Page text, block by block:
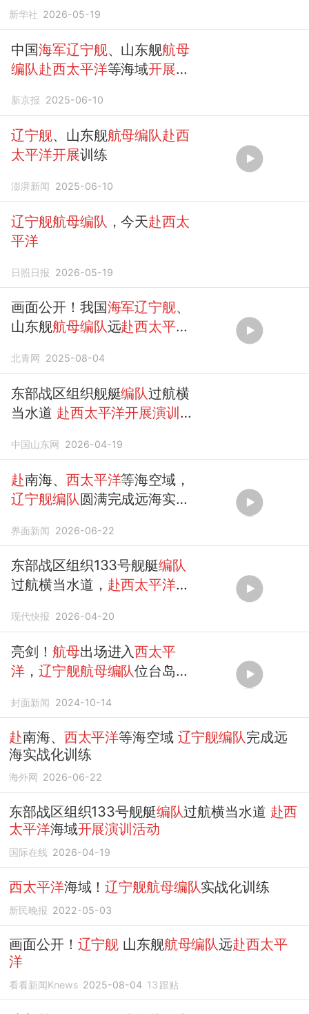
新华社 2026-05-19
中国海军辽宁舰、山东舰航母
编队赴西太平洋等海域开展训
新京报 2025-06-10
辽宁舰、山东舰航母编队赴西
太平洋开展训练
澎湃新闻 2025-06-10
辽宁舰航母编队 ，今天赴西太
平洋
日照日报 2026-05-19
画面公开！我国海军辽宁舰、
山东舰航母编队远赴西太平
机（央视）
北青网 2025-08-04
东部战区组织舰艇编队过航横
当水道 赴西太平洋开展演训活
中国山东网 2026-04-19
赴南海、 西太平洋等海空域，
辽宁舰编队圆满完成远海实战
界面新闻 2026-06-22
东部战区组织133号舰艇编队
过航横当水道， 赴西太平洋海
现代快报 2026-04-20
亮剑！航母出场进入西太平
洋 ，辽宁舰航母编队位台岛以
封面新闻 2024-10-14
赴南海、 西太平洋等海空域 辽宁舰编队完成远
海实战化训练
海外网 2026-06-22
东部战区组织133号舰艇编队过航横当水道 赴西
太平洋海域开展演训活动
国际在线 2026-04-19
西太平洋海域！辽宁舰航母编队实战化训练
新民晚报 2022-05-03
画面公开！ 辽宁舰 山东舰航母编队远赴西太平
洋
看看新闻Knews 2025-08-04 13 跟贴